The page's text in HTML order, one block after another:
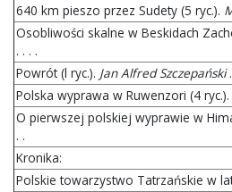
640 km pieszo przez Sudety (5 ryc.).
Osobliwości skalne w Beskidach
. . . .
Powrót (l ryc.). Jan Alfred Szczepański.
Polska wyprawa w Ruwenzori (4 ryc.).
O pierwszej polskiej wyprawie w
. .
Kronika:
Polskie towarzystwo Tatrzańskie w